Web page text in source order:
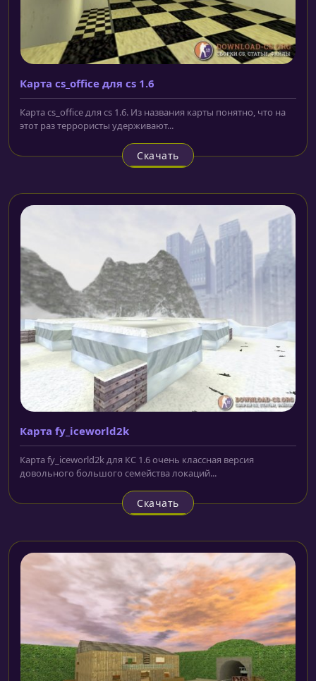
Карта cs_office для cs 1.6
Карта cs_office для cs 1.6. Из названия карты понятно, что на
этот раз террористы удерживают...
Скачать
Карта fy_iceworld2k
Карта fy_iceworld2k для КС 1.6 очень классная версия
довольного большого семейства локаций...
Скачать